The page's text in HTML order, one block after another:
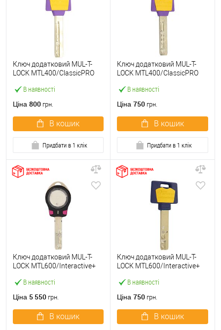
В наявності
Ключ додатковий MUL-T-
LOCK MTL400/ClassicPRO
Ціна 800 грн.
В кошик
Придбати в 1 клік
В наявності
Ключ додатковий MUL-T-
LOCK MTL400/ClassicPRO
Ціна 750 грн.
В кошик
Придбати в 1 клік
В наявності
Ключ додатковий MUL-T-
LOCK MTL600/Interactive+
Ціна 5 550 грн.
В кошик
В наявності
Ключ додатковий MUL-T-
LOCK MTL600/Interactive+
Ціна 750 грн.
В кошик